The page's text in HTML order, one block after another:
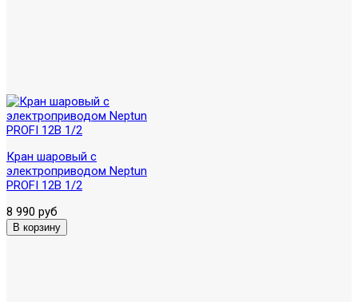
Кран шаровый с
электроприводом Neptun
PROFI 12В 1/2
8 990 руб